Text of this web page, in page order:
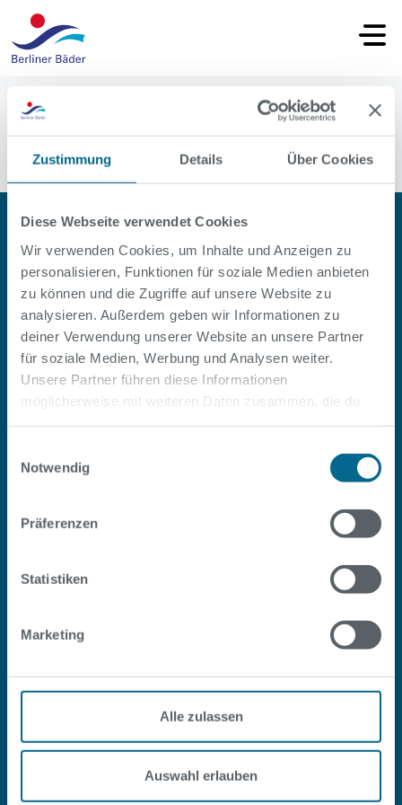
Zustimmung Details Über Cookies
Diese Webseite verwendet Cookies
Wir verwenden Cookies, um Inhalte und Anzeigen zu
personalisieren, Funktionen für soziale Medien anbieten
zu können und die Zugriffe auf unsere Website zu
analysieren. Außerdem geben wir Informationen zu
deiner Verwendung unserer Website an unsere Partner
für soziale Medien, Werbung und Analysen weiter.
Unsere Partner führen diese Informationen
möglicherweise mit weiteren Daten zusammen, die du
Notwendig
Präferenzen
Statistiken
Marketing
Alle zulassen
Auswahl erlauben
Startseite
Oops, an error occurred! Request: bf405d1dab88c
#SOPOOLISTNURBERLIN
Facebook Instagram Youtube LinkedIn
Abo-Vertrag kündigen
Abo-Vertrag widerrufen
Barrierefreiheitserklärung